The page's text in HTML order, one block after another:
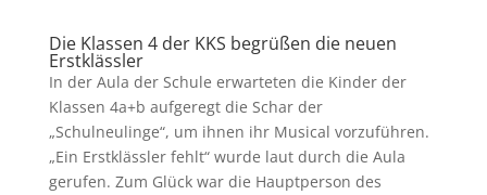
Die Klassen 4 der KKS begrüßen die neuen
Erstklässler
In der Aula der Schule erwarteten die Kinder der
Klassen 4a+b aufgeregt die Schar der
„Schulneulinge“, um ihnen ihr Musical vorzuführen.
„Ein Erstklässler fehlt“ wurde laut durch die Aula
gerufen. Zum Glück war die Hauptperson des